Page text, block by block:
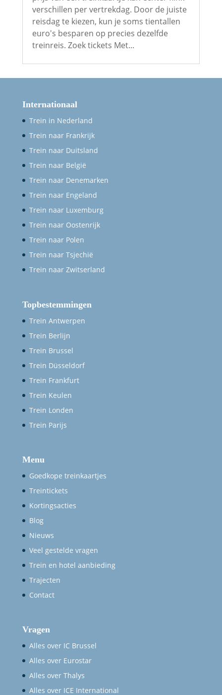
verschillen per vertrekdag. Door de juiste
reisdag te kiezen, kun je soms tientallen
euro's besparen op precies dezelfde
treinreis. Zoek tickets Met...
Internationaal
Trein in Nederland
Trein naar Frankrijk
Trein naar Duitsland
Trein naar België
Trein naar Denemarken
Trein naar Engeland
Trein naar Luxemburg
Trein naar Oostenrijk
Trein naar Polen
Trein naar Tsjechië
Trein naar Zwitserland
Topbestemmingen
Trein Antwerpen
Trein Berlijn
Trein Brussel
Trein Düsseldorf
Trein Frankfurt
Trein Keulen
Trein Londen
Trein Parijs
Menu
Goedkope treinkaartjes
Treintickets
Kortingsacties
Blog
Nieuws
Veel gestelde vragen
Trein en hotel aanbieding
Trajecten
Contact
Vragen
Alles over IC Brussel
Alles over Eurostar
Alles over Thalys
Alles over ICE International